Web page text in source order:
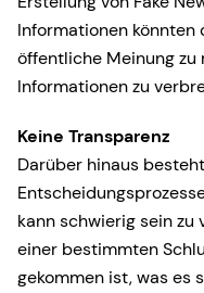
Informationen könnten
öffentliche Meinung
Informationen zu
Keine Transparenz
Darüber hinaus
kann schwierig sein zu
einer bestimmten
gekommen ist, was es